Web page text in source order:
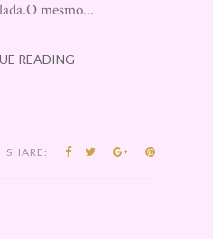
mesmo...
READING
SHARE: